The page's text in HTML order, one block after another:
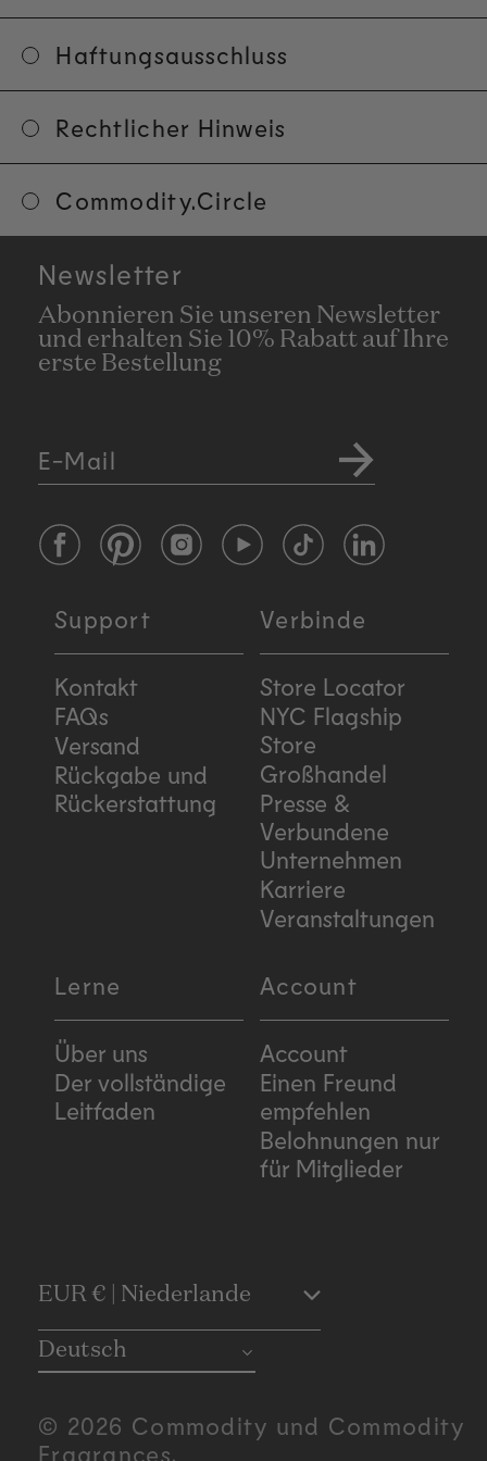
Wenn Sie Fragen zu unserem
Rückgaberecht haben, kontaktieren
Sie uns bitte unter:
Haftungsausschluss
Rechtlicher Hinweis
Commodity.Circle
Newsletter
Abonnieren Sie unseren Newsletter
und erhalten Sie 10% Rabatt auf Ihre
erste Bestellung
E-Mail
FacebookPinterestInstagramYouTubeTikTokLinkedIn
Support
Kontakt
FAQs
Versand
Rückgabe und
Rückerstattung
Verbinde
Store Locator
NYC Flagship
Store
Großhandel
Presse &
Verbundene
Unternehmen
Karriere
Veranstaltungen
Lerne
Über uns
Der vollständige
Leitfaden
Account
Account
Einen Freund
empfehlen
Belohnungen nur
für Mitglieder
C
o
u
EUR € | Niederlande
Deutsch
© 2026 Commodity und Commodity
Fragrances.